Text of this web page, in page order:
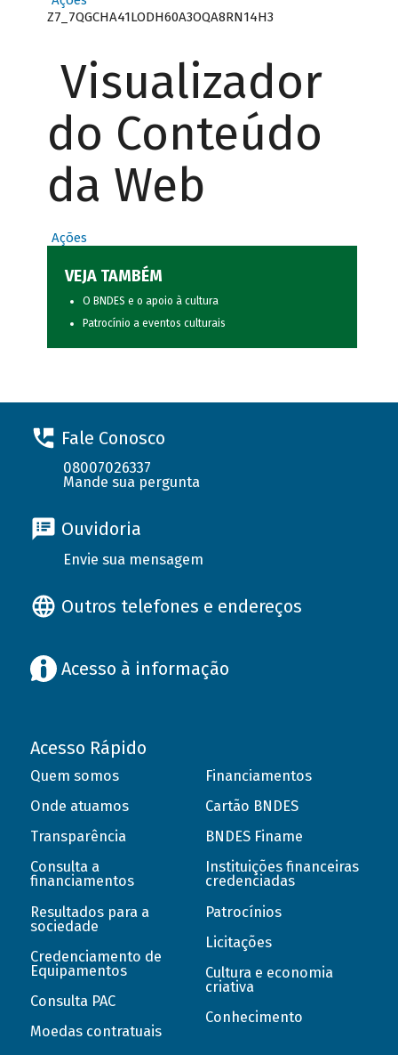
Z7_7QGCHA41LODH60A3OQA8RN14H3
Visualizador
do Conteúdo
da Web
Ações
VEJA TAMBÉM
O BNDES e o apoio à cultura
Patrocínio a eventos culturais
Fale Conosco
08007026337
Mande sua pergunta
Ouvidoria
Envie sua mensagem
Outros telefones e endereços
Acesso à informação
Acesso Rápido
Quem somos
Onde atuamos
Transparência
Consulta a
financiamentos
Resultados para a
sociedade
Credenciamento de
Equipamentos
Consulta PAC
Moedas contratuais
Financiamentos
Cartão BNDES
BNDES Finame
Instituições financeiras
credenciadas
Patrocínios
Licitações
Cultura e economia
criativa
Conhecimento